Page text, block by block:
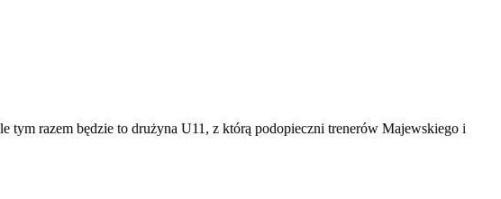
tym razem będzie to drużyna U11, z którą podopieczni trenerów Majewskiego i